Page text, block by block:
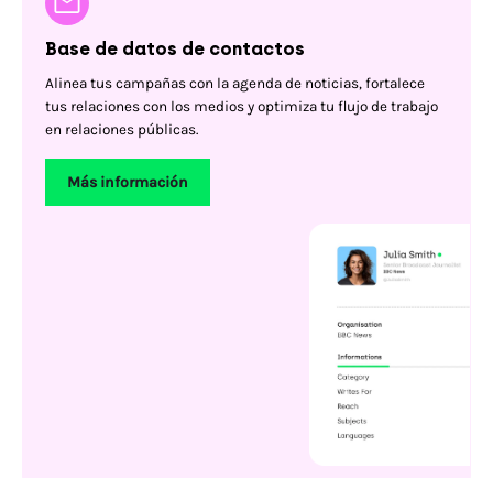
Base de datos de contactos
Alinea tus campañas con la agenda de noticias, fortalece
tus relaciones con los medios y optimiza tu flujo de trabajo
en relaciones públicas.
Más información